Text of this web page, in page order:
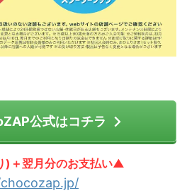
公式はコチラ
)＋翌月分のお支払い▲